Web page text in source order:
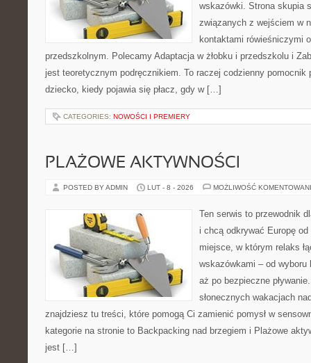
wskazówki. Strona skupia
związanych z wejściem w
kontaktami rówieśniczymi
przedszkolnym. Polecamy Adaptacja w żłobku i przedszkolu i
jest teoretycznym podręcznikiem. To raczej codzienny pomocnik
dziecko, kiedy pojawia się płacz, gdy w […]
CATEGORIES: NOWOŚCI I PREMIERY
PLAŻOWE AKTYWNOŚCI
POSTED BY ADMIN LUT - 8 - 2026 MOŻLIWOŚĆ
Ten serwis to przewodnik
i chcą odkrywać Europę
miejsce, w którym relaks
wskazówkami – od wyboru
aż po bezpieczne
słonecznych wakacjach
znajdziesz tu treści, które pomogą Ci zamienić pomysł w
kategorie na stronie to Backpacking nad brzegiem i Plażowe
jest […]